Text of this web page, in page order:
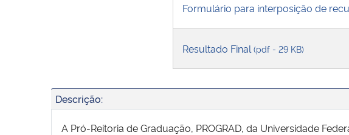
Formulário para interposição de
Resultado Final (pdf - 29 KB)
Descrição:
A Pró-Reitoria de Graduação, PROGRAD, da Universidade